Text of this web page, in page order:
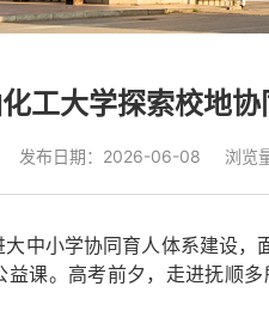
工大学探索校地
发布日期：2026-06-08 浏览
中小学协同育人体系建设
课。高考前夕，走进抚顺